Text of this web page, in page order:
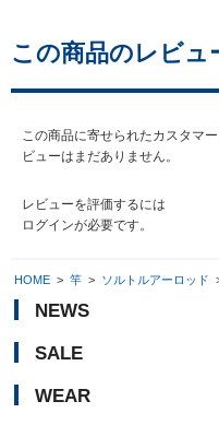
この商品のレビュ
この商品に寄せられたカスタマ
ビューはまだありません。
レビューを評価するには
ログインが必要です。
HOME > 竿 > ソルトルアーロッド
NEWS
SALE
WEAR